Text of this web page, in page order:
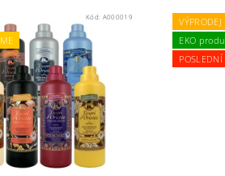
Kód: A000019
VÝPRODEJ
EKO
POSLEDNÍ